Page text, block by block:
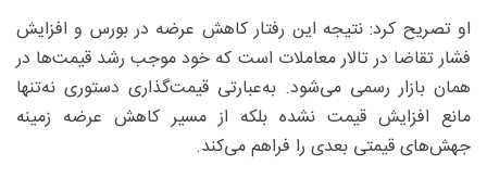
او تصریح کرد: نتیجه این رفتار کاهش عرضه در بورس و افزایش
فشار تقاضا در تالار معاملات است که خود موجب رشد قیمت‌ها در
همان بازار رسمی می‌شود. به‌عبارتی قیمت‌گذاری دستوری نه‌تنها
مانع افزایش قیمت نشده بلکه از مسیر کاهش عرضه زمینه
جهش‌های قیمتی بعدی را فراهم می‌کند.